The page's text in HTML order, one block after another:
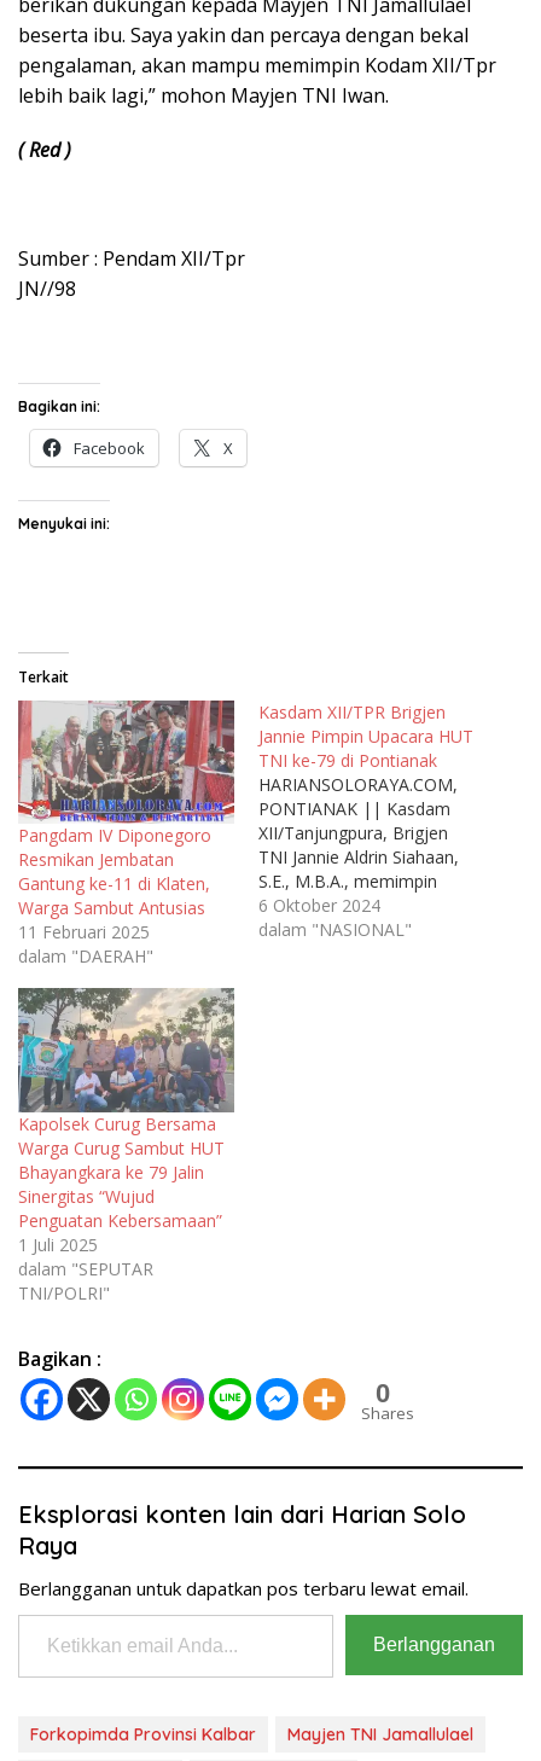
beserta ibu. Saya yakin dan percaya dengan bekal
pengalaman, akan mampu memimpin Kodam XII/Tpr
lebih baik lagi,” mohon Mayjen TNI Iwan.
( Red )
Sumber : Pendam XII/Tpr
JN//98
Bagikan ini:
Facebook X
Menyukai ini:
Terkait
Pangdam IV Diponegoro
Resmikan Jembatan
Gantung ke-11 di Klaten,
Warga Sambut Antusias
11 Februari 2025
dalam "DAERAH"
Kasdam XII/TPR Brigjen
Jannie Pimpin Upacara HUT
TNI ke-79 di Pontianak
HARIANSOLORAYA.COM,
PONTIANAK || Kasdam
XII/Tanjungpura, Brigjen
TNI Jannie Aldrin Siahaan,
S.E., M.B.A., memimpin
upacara peringatan HUT
TNI ke-79 yang
6 Oktober 2024
dalam "NASIONAL"
Kapolsek Curug Bersama
Warga Curug Sambut HUT
Bhayangkara ke 79 Jalin
Sinergitas “Wujud
Penguatan Kebersamaan”
1 Juli 2025
dalam "SEPUTAR
TNI/POLRI"
Bagikan :
0
Shares
Eksplorasi konten lain dari Harian Solo
Raya
Berlangganan untuk dapatkan pos terbaru lewat email.
Ketikkan email Anda...
Berlangganan
Forkopimda Provinsi Kalbar
Mayjen TNI Jamallulael